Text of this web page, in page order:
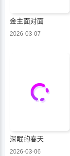
金主面对面
2026-03-07
深眠的春天
2026-03-06